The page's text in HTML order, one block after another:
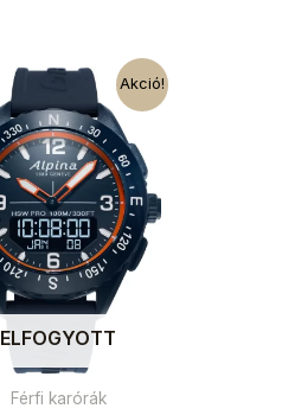
Akció!
ELFOGYOTT
Férfi karórák